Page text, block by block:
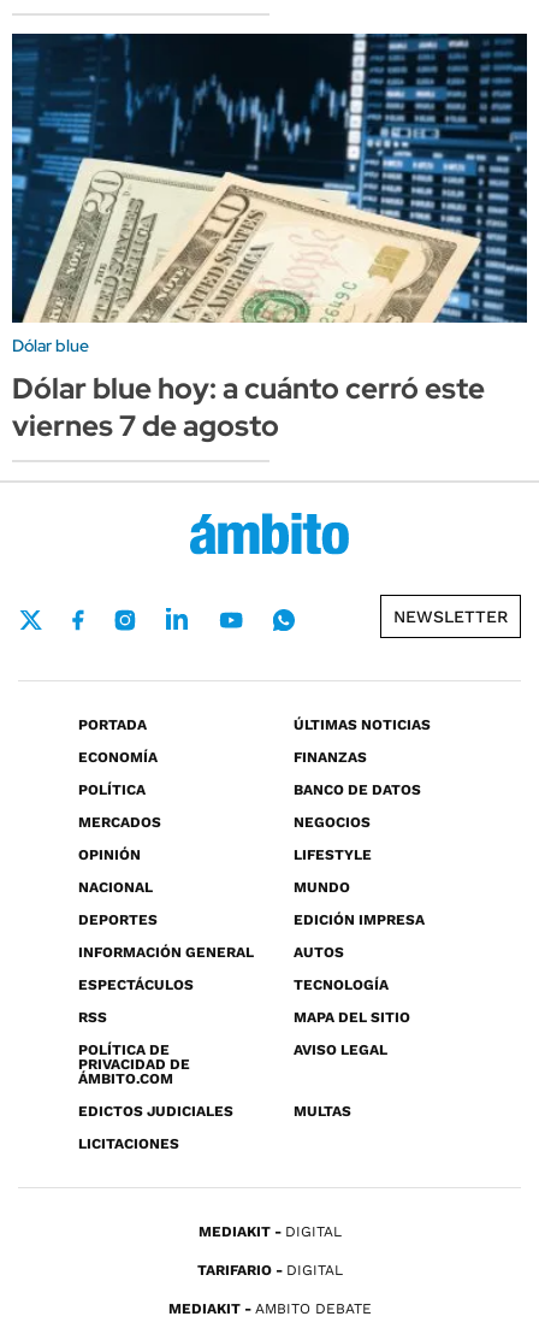
Dólar blue
Dólar blue hoy: a cuánto cerró este
viernes 7 de agosto
NEWSLETTER
PORTADA
ÚLTIMAS NOTICIAS
ECONOMÍA
FINANZAS
POLÍTICA
BANCO DE DATOS
MERCADOS
NEGOCIOS
OPINIÓN
LIFESTYLE
NACIONAL
MUNDO
DEPORTES
EDICIÓN IMPRESA
INFORMACIÓN GENERAL
AUTOS
ESPECTÁCULOS
TECNOLOGÍA
RSS
MAPA DEL SITIO
POLÍTICA DE
PRIVACIDAD DE
ÁMBITO.COM
AVISO LEGAL
EDICTOS JUDICIALES
MULTAS
LICITACIONES
MEDIAKIT DIGITAL
TARIFARIO DIGITAL
MEDIAKIT AMBITO DEBATE